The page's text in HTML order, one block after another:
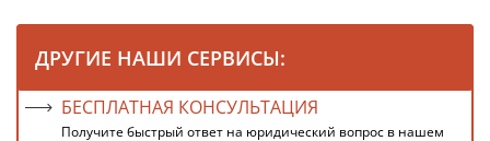
ДРУГИЕ НАШИ СЕРВИСЫ:
БЕСПЛАТНАЯ КОНСУЛЬТАЦИЯ
Получите быстрый ответ на юридический вопрос в нашем